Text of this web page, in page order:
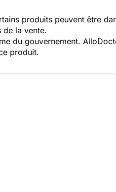
produits peuvent être
de la vente.
du gouvernement.
produit.